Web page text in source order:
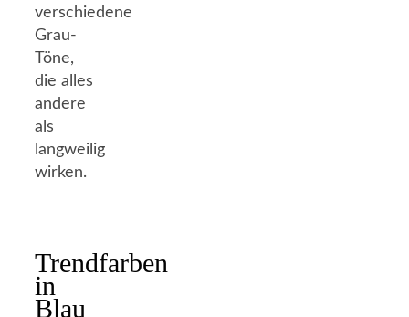
verschiedene
Grau-
Töne,
die alles
andere
als
langweilig
wirken.
Trendfarben
in
Blau